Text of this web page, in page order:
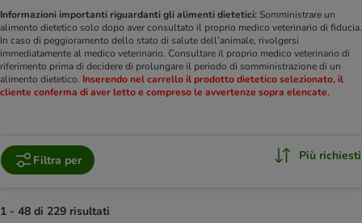
Informazioni importanti riguardanti gli alimenti dietetici: Somministrare un
alimento dietetico solo dopo aver consultato il proprio medico veterinario di fiducia.
In caso di peggioramento dello stato di salute dell’animale, rivolgersi
immediatamente al medico veterinario. Consultare il proprio medico veterinario di
riferimento prima di decidere di prolungare il periodo di somministrazione di un
alimento dietetico. Inserendo nel carrello il prodotto dietetico selezionato, il
cliente conferma di aver letto e compreso le avvertenze sopra elencate.
Filtra per Più richiesti
1 - 48 di 229 risultati